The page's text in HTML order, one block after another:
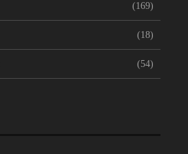
(169)
(18)
(54)